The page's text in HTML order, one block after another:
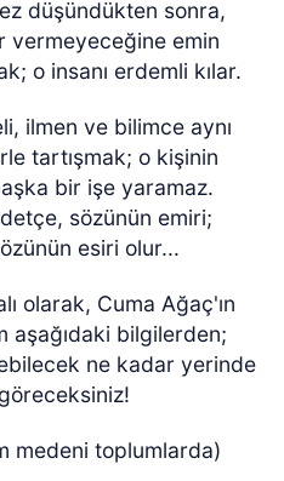
düşündükten sonra,
vermeyeceğine emin
o insanı erdemli kılar.
ilmen ve bilimce aynı
tartışmak; o kişinin
bir işe yaramaz.
sözünün emiri;
esiri olur...
olarak, Cuma Ağaç'ın
aşağıdaki bilgilerden;
ne kadar yerinde
medeni toplumlarda)